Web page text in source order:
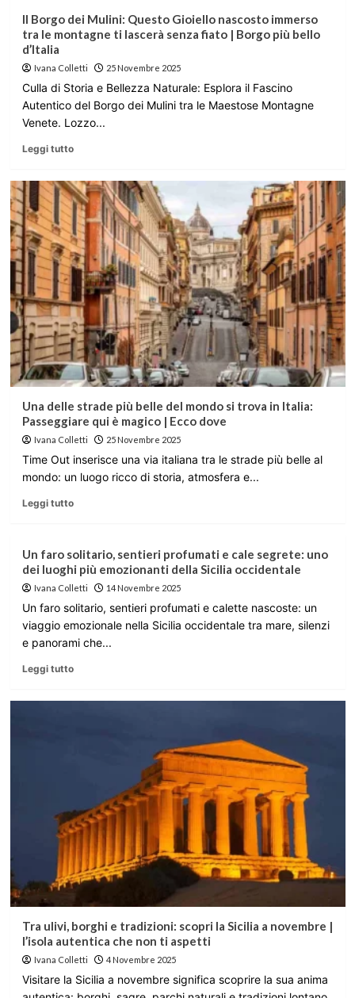
Il Borgo dei Mulini: Questo Gioiello nascosto immerso
tra le montagne ti lascerà senza fiato | Borgo più bello
d’Italia
Ivana Colletti 25 Novembre 2025
Culla di Storia e Bellezza Naturale: Esplora il Fascino
Autentico del Borgo dei Mulini tra le Maestose Montagne
Venete. Lozzo...
Leggi tutto
Una delle strade più belle del mondo si trova in Italia:
Passeggiare qui è magico | Ecco dove
Ivana Colletti 25 Novembre 2025
Time Out inserisce una via italiana tra le strade più belle al
mondo: un luogo ricco di storia, atmosfera e...
Leggi tutto
Un faro solitario, sentieri profumati e cale segrete: uno
dei luoghi più emozionanti della Sicilia occidentale
Ivana Colletti 14 Novembre 2025
Un faro solitario, sentieri profumati e calette nascoste: un
viaggio emozionale nella Sicilia occidentale tra mare, silenzi
e panorami che...
Leggi tutto
Tra ulivi, borghi e tradizioni: scopri la Sicilia a novembre |
l’isola autentica che non ti aspetti
Ivana Colletti 4 Novembre 2025
Visitare la Sicilia a novembre significa scoprire la sua anima